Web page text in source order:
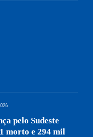
pelo Sudeste
morto e 294 mil